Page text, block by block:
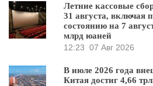
Летние кассовые
31 августа, включая
состоянию на 7
млрд юаней
12:23 07 Авг 2026
В июле 2026 года
Китая достиг 4,66